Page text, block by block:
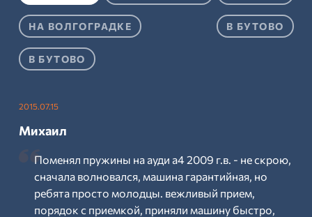
НА ВОЛГОГРАДКЕ В БУТОВО
В БУТОВО
2015.07.15
Михаил
Поменял пружины на ауди а4 2009 г.в. - не скрою,
сначала волновался, машина гарантийная, но
ребята просто молодцы. вежливый прием,
порядок с приемкой, приняли машину быстро,